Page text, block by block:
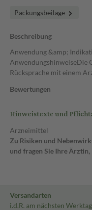
Packungsbeilage
Beschreibung
Anwendung &amp;
AnwendungshinweiseDie
Rücksprache mit einem
Bewertungen
Hinweistexte und
Arzneimittel
Zu Risiken und
und fragen Sie Ihre
Versandarten
i.d.R. am nächsten Werktag